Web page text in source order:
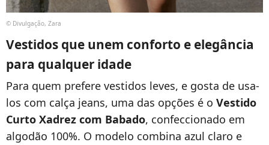
© Divulgação, Zara
Vestidos que unem conforto e elegância
para qualquer idade
Para quem prefere vestidos leves, e gosta de usa-
los com calça jeans, uma das opções é o Vestido
Curto Xadrez com Babado, confeccionado em
algodão 100%. O modelo combina azul claro e